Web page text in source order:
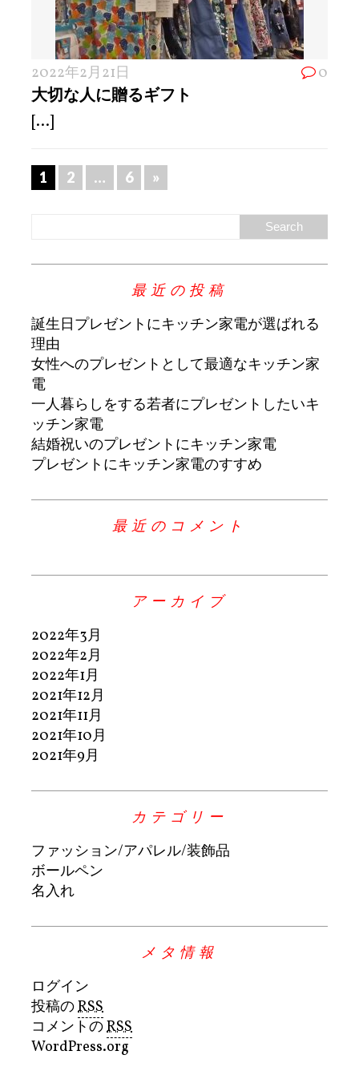
2022年2月21日 0
大切な人に贈るギフト
[...]
1 2 … 6 »
最近の投稿
誕生日プレゼントにキッチン家電が選ばれる
理由
女性へのプレゼントとして最適なキッチン家
電
一人暮らしをする若者にプレゼントしたいキ
ッチン家電
結婚祝いのプレゼントにキッチン家電
プレゼントにキッチン家電のすすめ
最近のコメント
アーカイブ
2022年3月
2022年2月
2022年1月
2021年12月
2021年11月
2021年10月
2021年9月
カテゴリー
ファッション/アパレル/装飾品
ボールペン
名入れ
メタ情報
ログイン
投稿のRSS
コメントのRSS
WordPress.org